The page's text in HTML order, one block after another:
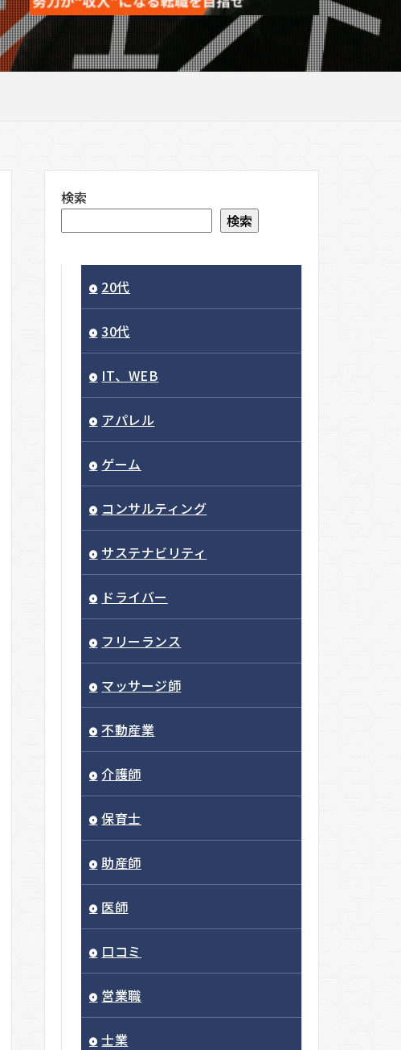
検索
検索
20代
30代
IT、WEB
アパレル
ゲーム
コンサルティング
サステナビリティ
ドライバー
フリーランス
マッサージ師
不動産業
介護師
保育士
助産師
医師
口コミ
営業職
士業